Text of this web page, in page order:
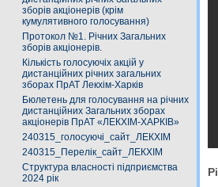
зборів акціонерів (крім
кумулятивного голосування)
Протокол №1. Річних Загальних
зборів акціонерів.
Кількість голосуючіх акцій у
дистанційних річних загальних
зборах ПрАТ Лекхім-Харків
Бюлетень для голосування на річних
дистанційних Загальних зборах
акціонерів ПрАТ «ЛЕКХІМ-ХАРКІВ»
240315_голосуючі_сайт_ЛЕКХІМ
240315_Перелік_сайт_ЛЕКХІМ
Структура власності підприємства
2024 рік